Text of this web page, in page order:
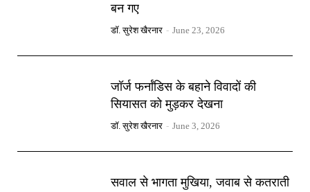
बन गए
डॉ. सुरेश खैरनार - June 23, 2026
जॉर्ज फर्नांडिस के बहाने विवादों की
सियासत को मुड़कर देखना
डॉ. सुरेश खैरनार - June 3, 2026
सवाल से भागता मुखिया, जवाब से कतराती